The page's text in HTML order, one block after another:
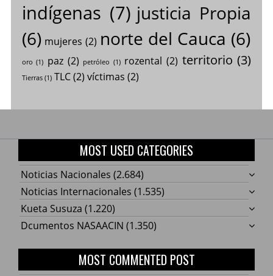
indígenas (7) justicia Propia
(6) mujeres (2) norte del Cauca (6)
oro (1) paz (2) petróleo (1) rozental (2) territorio (3)
Tierras(1) TLC(2) víctimas (2)
MOST USED CATEGORIES
Noticias Nacionales (2.684)
Noticias Internacionales (1.535)
Kueta Susuza (1.220)
Dcumentos NASAACIN (1.350)
MOST COMMENTED POST